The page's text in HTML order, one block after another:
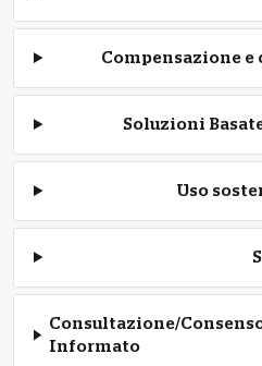
Compensazione
Soluzioni
Uso
Consultazione/
Informato